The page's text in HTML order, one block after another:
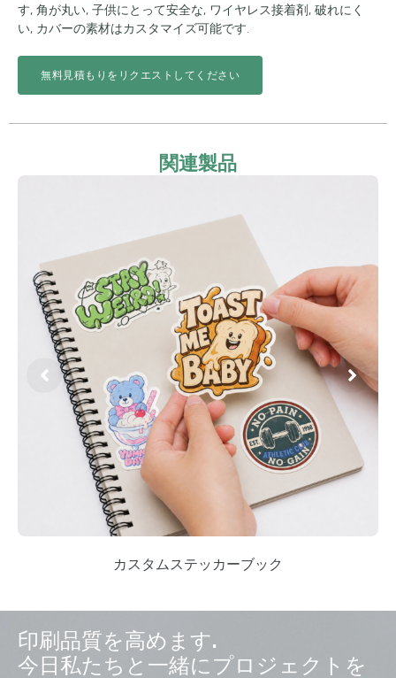
す, 角が丸い, 子供にとって安全な, ワイヤレス接着剤, 破れにく
い, カバーの素材はカスタマイズ可能です.
無料見積もりをリクエストしてください
関連製品
カスタムステッカーブック
印刷品質を高めます.
今日私たちと一緒にプロジェクトを